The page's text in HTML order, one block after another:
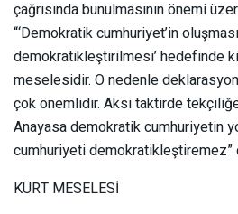
çağrısında bunulmasının önemi
“‘Demokratik cumhuriyet’in
demokratikleştirilmesi’ hedefinde
meselesidir. O nedenle
çok önemlidir. Aksi taktirde
Anayasa demokratik cumhuriyetin
cumhuriyeti demokratikleştiremez”
KÜRT MESELESİ